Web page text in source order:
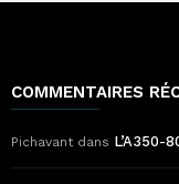
COMMENTAIRES
Pichavant dans L’A350-